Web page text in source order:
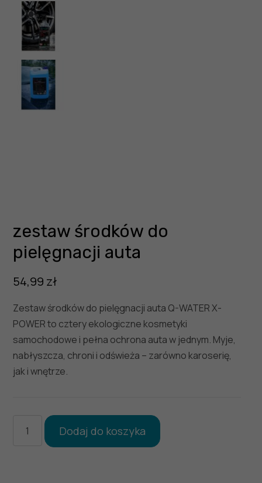
zestaw środków do
pielęgnacji auta
54,99 zł
Zestaw środków do pielęgnacji auta Q-WATER X-
POWER to cztery ekologiczne kosmetyki
samochodowe i pełna ochrona auta w jednym. Myje,
nabłyszcza, chroni i odświeża – zarówno karoserię,
jak i wnętrze.
zestaw
Dodaj do koszyka